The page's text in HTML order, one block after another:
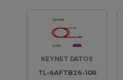
KEYNET DATOS
TL-6AFTB26-10R